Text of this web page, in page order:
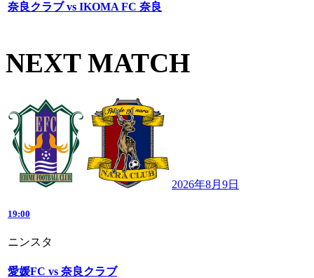
奈良クラブ vs IKOMA FC 奈良
NEXT MATCH
2026年8月9日
19:00
ニンスタ
愛媛FC vs 奈良クラブ